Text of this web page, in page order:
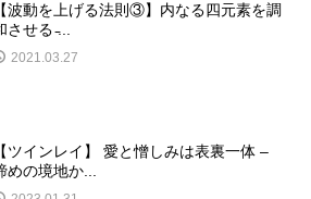
【波動を上げる法則③】内なる四元素を調
させる ̵...
2021.03.27
【ツインレイ】 愛と憎しみは表裏一体 –
めの境地か...